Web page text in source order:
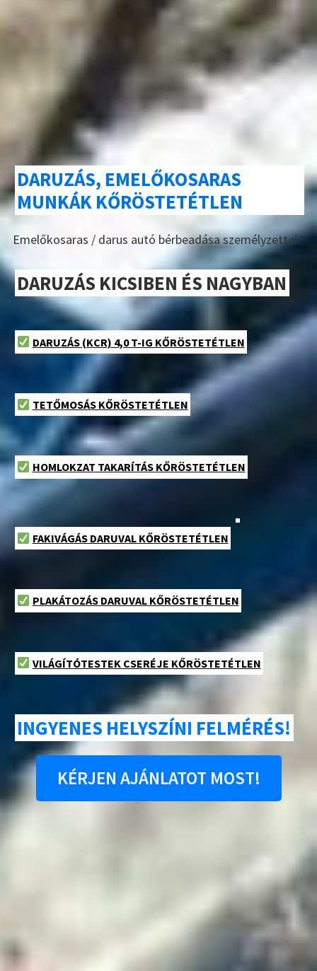
DARUZÁS, EMELŐKOSARAS
MUNKÁK KŐRÖSTETÉTLEN
Emelőkosaras / darus autó bérbeadása személyzettel.
DARUZÁS KICSIBEN ÉS NAGYBAN
DARUZÁS (KCR) 4,0 T-IG KŐRÖSTETÉTLEN
TETŐMOSÁS KŐRÖSTETÉTLEN
HOMLOKZAT TAKARÍTÁS KŐRÖSTETÉTLEN
FAKIVÁGÁS DARUVAL KŐRÖSTETÉTLEN
PLAKÁTOZÁS DARUVAL KŐRÖSTETÉTLEN
VILÁGÍTÓTESTEK CSERÉJE KŐRÖSTETÉTLEN
INGYENES HELYSZÍNI FELMÉRÉS!
KÉRJEN AJÁNLATOT MOST!